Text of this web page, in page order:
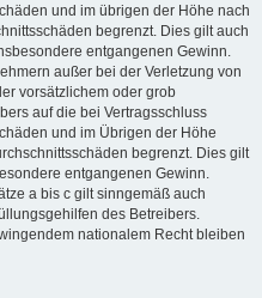
und im übrigen der Höhe nach
begrenzt. Dies gilt auch
entgangenen Gewinn.
außer bei der Verletzung von
vorsätzlichem oder grob
auf die bei Vertragsschluss
und im Übrigen der Höhe
begrenzt. Dies gilt
entgangenen Gewinn.
a bis c gilt sinngemäß auch
des Betreibers.
nationalem Recht bleiben